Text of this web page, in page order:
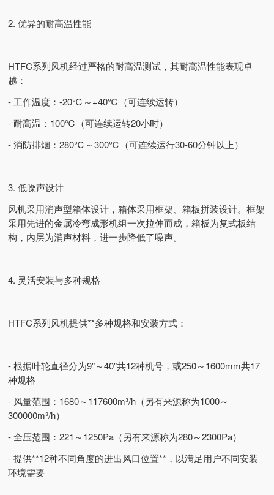
2. 优异的耐高温性能
HTFC系列风机经过严格的耐高温测试，其耐高温性能表现卓
越：
- 工作温度：-20℃～+40℃（可连续运转）
- 耐高温：100℃（可连续运转20小时）
- 消防排烟：280℃～300℃（可连续运行30-60分钟以上）
3. 低噪声设计
风机采用消声型箱体设计，箱体采用框架、箱板拼装设计。框架
采用先进的金属冷弯成形机组一次拉伸而成，箱板为复式板结
构，内层为消声材料，进一步降低了噪声。
4. 灵活安装与多种规格
HTFC系列风机提供**多种规格和安装方式：
- 根据叶轮直径分为9″～40″共12种机号，或250～1600mm共17
种规格
- 风量范围：1680～117600m³/h（另有来源称为1000～
300000m³/h）
- 全压范围：221～1250Pa（另有来源称为280～2300Pa）
- 提供**12种不同角度的进出风口位置**，以满足用户不同安装
环境需要